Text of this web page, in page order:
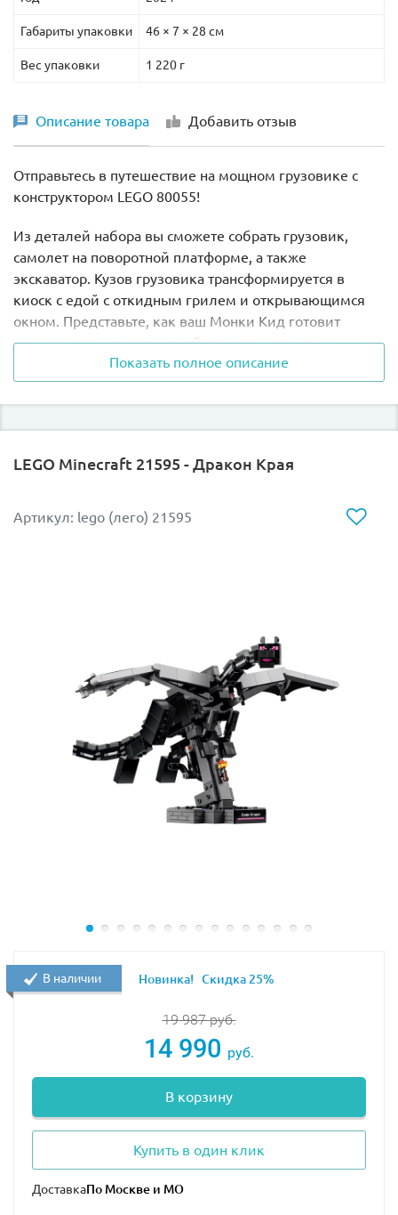
Габариты упаковки 46 × 7 × 28 см
Вес упаковки 1 220 г
Описание товара Добавить отзыв
Отправьтесь в путешествие на мощном грузовике с
конструктором LEGO 80055!
Из деталей набора вы сможете собрать грузовик,
самолет на поворотной платформе, а также
экскаватор. Кузов грузовика трансформируется в
киоск с едой с откидным грилем и открывающимся
окном. Представьте, как ваш Монки Кид готовит
угощения для своих друзей после очередного
приключения!
В комплект входят минифигурки ваших любимых
Показать полное описание
LEGO Minecraft 21595 - Дракон Края
Артикул: lego (лего) 21595
19 987руб.
14 990 руб.
В корзину
Купить в один клик
Доставка
В наличии Новинка! Скидка 25%